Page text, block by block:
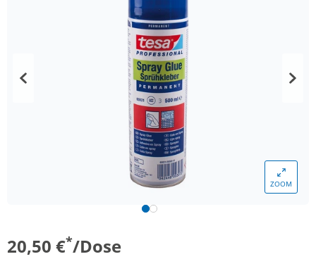
ZOOM
20,50 €*/Dose